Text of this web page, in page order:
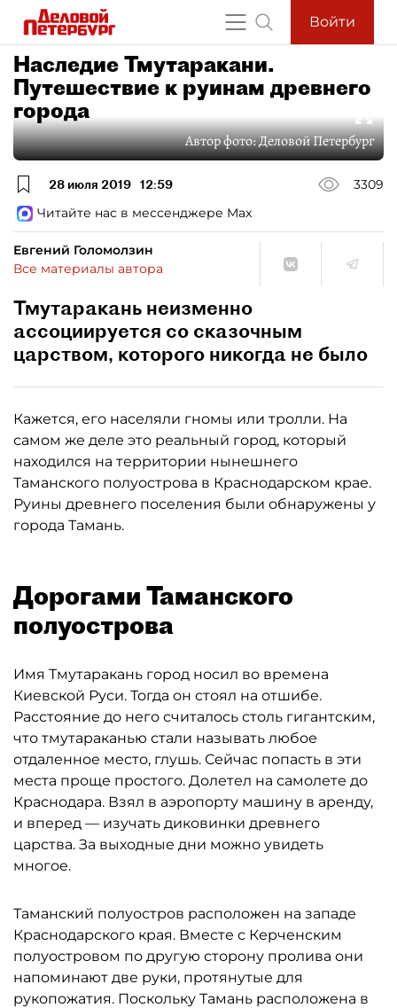
Войти
Наследие Тмутаракани.
Путешествие к руинам древнего
города
Автор фото:Деловой Петербург
28 июля 2019 12:59
3309
Читайте нас в мессенджере Max
Евгений Голомолзин
Все материалы автора
Тмутаракань неизменно
ассоциируется со сказочным
царством, которого никогда не было
Кажется, его населяли гномы или тролли. На
самом же деле это реальный город, который
находился на территории нынешнего
Таманского полуострова в Краснодарском крае.
Руины древнего поселения были обнаружены у
города Тамань.
Дорогами Таманского
полуострова
Имя Тмутаракань город носил во времена
Киевской Руси. Тогда он стоял на отшибе.
Расстояние до него считалось столь гигантским,
что тмутараканью стали называть любое
отдаленное место, глушь. Сейчас попасть в эти
места проще простого. Долетел на самолете до
Краснодара. Взял в аэропорту машину в аренду,
и вперед — изучать диковинки древнего
царства. За выходные дни можно увидеть
многое.
Таманский полуостров расположен на западе
Краснодарского края. Вместе с Керченским
полуостровом по другую сторону пролива они
напоминают две руки, протянутые для
рукопожатия. Поскольку Тамань расположена в